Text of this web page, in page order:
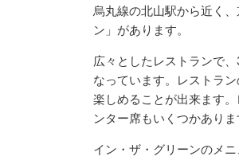
烏丸線の北山駅から近く
ン」があります。
広々としたレストランで
なっています。レストラ
楽しめることが出来ます
ンター席もいくつかあり
イン・ザ・グリーンのメ